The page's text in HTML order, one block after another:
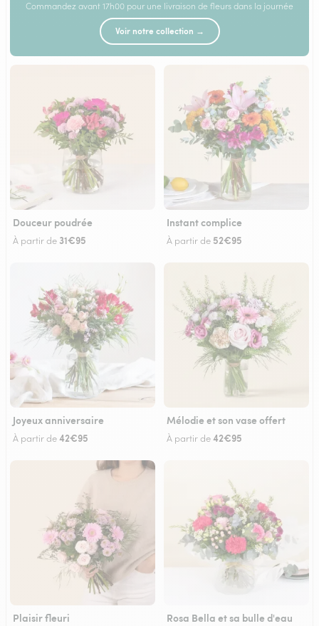
Commandez avant 17h00 pour une livraison de fleurs dans la journée
Voir notre collection →
Douceur poudrée
À partir de 31€95
Instant complice
À partir de 52€95
Joyeux anniversaire
À partir de42€95
Mélodie et son vase offert
À partir de42€95
Plaisir fleuri Rosa Bella et sa bulle d'eau